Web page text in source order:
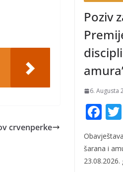
crvenperke
Poziv
amura’
6. Augusta
F
ac
e
b
šarana i